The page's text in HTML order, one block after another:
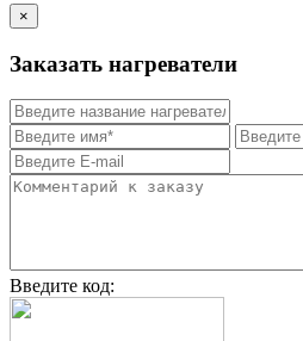
×
Заказать нагреватели
Введите код: